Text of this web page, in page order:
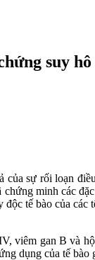
suy
sự rối loạn
minh các
tế bào của các
viêm gan B và
dụng của tế